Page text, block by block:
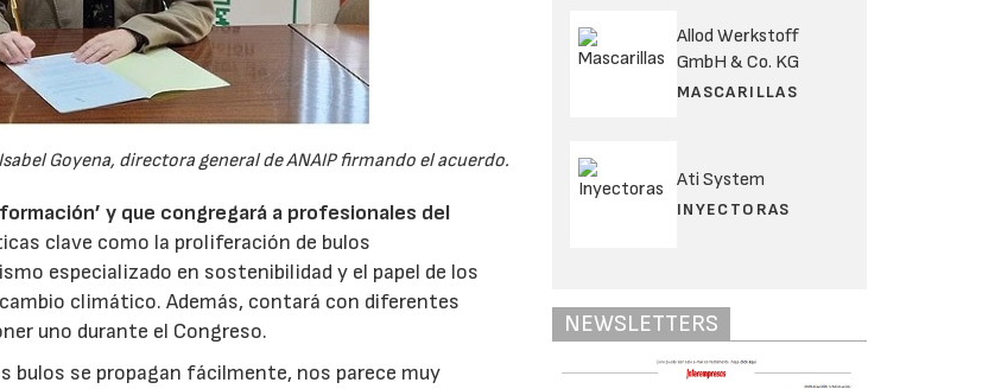
Goyena, directora general de ANAIP firmando el acuerdo.
y que congregará a profesionales del
clave como la proliferación de bulos
especializado en sostenibilidad y el papel de los
climático. Además, contará con diferentes
uno durante el Congreso.
bulos se propagan fácilmente, nos parece muy
Allod Werkstoff
GmbH & Co. KG
MASCARILLAS
Ati System
INYECTORAS
NEWSLETTERS